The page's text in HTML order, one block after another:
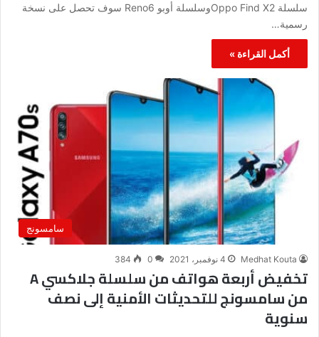
سلسلة Oppo Find X2وسلسلة أوبو Reno6 سوف تحصل على نسخة
رسمية…
أكمل القراءة »
سامسونج
Medhat Kouta 4 نوفمبر، 2021 0
384
تخفيض أربعة هواتف من سلسلة جلاكسي A
من سامسونج للتحديثات الأمنية إلى نصف
سنوية